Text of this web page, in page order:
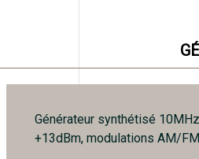
Générateur synthétisé
+13dBm, modulations AM/